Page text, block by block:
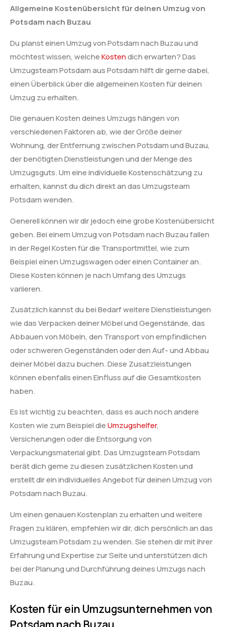
Allgemeine Kostenübersicht für deinen Umzug von
Potsdam nach Buzau
Du planst einen Umzug von Potsdam nach Buzau und
möchtest wissen, welcheKostendich erwarten? Das
Umzugsteam Potsdam aus Potsdam hilft dir gerne dabei,
einen Überblick über die allgemeinen Kosten für deinen
Umzug zu erhalten.
Die genauen Kosten deines Umzugs hängen von
verschiedenen Faktoren ab, wie der Größe deiner
Wohnung, der Entfernung zwischen Potsdam und Buzau,
der benötigten Dienstleistungen und der Menge des
Umzugsguts. Um eine individuelle Kostenschätzung zu
erhalten, kannst du dich direkt an das Umzugsteam
Potsdam wenden.
Generell können wir dir jedoch eine grobe Kostenübersicht
geben. Bei einem Umzug von Potsdam nach Buzau fallen
in der Regel Kosten für die Transportmittel, wie zum
Beispiel einen Umzugswagen oder einen Container an.
Diese Kosten können je nach Umfang des Umzugs
variieren.
Zusätzlich kannst du bei Bedarf weitere Dienstleistungen
wie das Verpacken deiner Möbel und Gegenstände, das
Abbauen von Möbeln, den Transport von empfindlichen
oder schweren Gegenständen oder den Auf- und Abbau
deiner Möbel dazu buchen. Diese Zusatzleistungen
können ebenfalls einen Einfluss auf die Gesamtkosten
haben.
Es ist wichtig zu beachten, dass es auch noch andere
Kosten wie zum Beispiel dieUmzugshelfer,
Versicherungen oder die Entsorgung von
Verpackungsmaterial gibt. Das Umzugsteam Potsdam
berät dich gerne zu diesen zusätzlichen Kosten und
erstellt dir ein individuelles Angebot für deinen Umzug von
Potsdam nach Buzau.
Um einen genauen Kostenplan zu erhalten und weitere
Fragen zu klären, empfehlen wir dir, dich persönlich an das
Umzugsteam Potsdam zu wenden. Sie stehen dir mit ihrer
Erfahrung und Expertise zur Seite und unterstützen dich
bei der Planung und Durchführung deines Umzugs nach
Buzau.
Kosten für ein Umzugsunternehmen von